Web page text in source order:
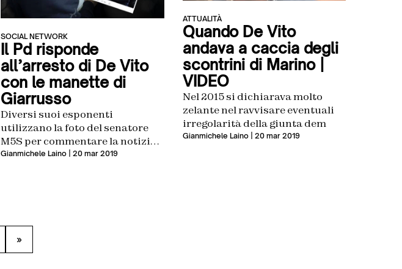
SOCIAL NETWORK
Il Pd risponde
all’arresto di De Vito
con le manette di
Giarrusso
Diversi suoi esponenti
utilizzano la foto del senatore
M5S per commentare la notizia
del giorno
Gianmichele Laino | 20 mar 2019
ATTUALITÀ
Quando De Vito
andava a caccia degli
scontrini di Marino |
VIDEO
Nel 2015 si dichiarava molto
zelante nel ravvisare eventuali
irregolarità della giunta dem
Gianmichele Laino| 20 mar 2019
»